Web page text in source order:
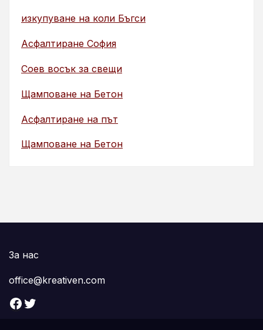
изкупуване на коли Бъгси
Асфалтиране София
Соев восък за свещи
Щамповане на Бетон
Асфалтиране на път
Щамповане на Бетон
За нас
office@kreativen.com
Facebook Twitter